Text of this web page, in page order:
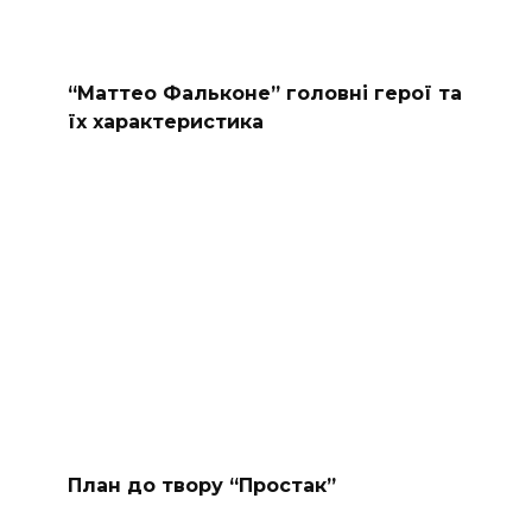
“Маттео Фальконе” головні герої та
їх характеристика
План до твору “Простак”